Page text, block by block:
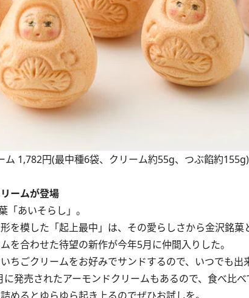
1,782円(最中種6袋、クリーム約55g、つぶ餡約155g)
ームが登場
あいそらし」。
を模した「起上最中」は、その愛らしさから金沢銘菓
を合わせた待望の新作が今年5月に仲間入りした。
ごクリームをお好みでサンドするので、いつでも出
発売されたアーモンドクリームもあるので、食べ比べ